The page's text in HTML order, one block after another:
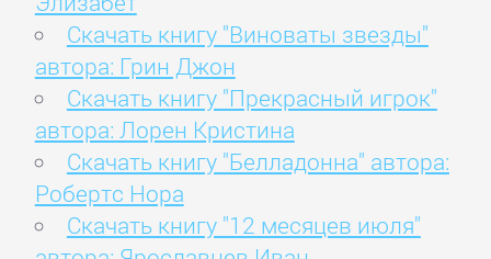
Скачать книгу "Виноваты звезды"
автора: Грин Джон
Скачать книгу "Прекрасный игрок"
автора: Лорен Кристина
Скачать книгу "Белладонна" автора:
Робертс Нора
Скачать книгу "12 месяцев июля"